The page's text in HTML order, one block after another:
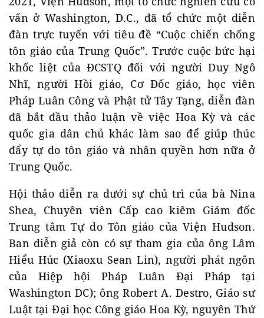
vấn ở Washington, D.C., đã tổ chức một diễn
đàn trực tuyến với tiêu đề “Cuộc chiến chống
tôn giáo của Trung Quốc”. Trước cuộc bức hại
khốc liệt của ĐCSTQ đối với người Duy Ngô
Nhĩ, người Hồi giáo, Cơ Đốc giáo, học viên
Pháp Luân Công và Phật tử Tây Tạng, diễn đàn
đã bắt đầu thảo luận về việc Hoa Kỳ và các
quốc gia dân chủ khác làm sao để giúp thúc
đẩy tự do tôn giáo và nhân quyền hơn nữa ở
Trung Quốc.
Hội thảo diễn ra dưới sự chủ trì của bà Nina
Shea, Chuyên viên Cấp cao kiêm Giám đốc
Trung tâm Tự do Tôn giáo của Viện Hudson.
Ban diễn giả còn có sự tham gia của ông Lâm
Hiểu Húc (Xiaoxu Sean Lin), người phát ngôn
của Hiệp hội Pháp Luân Đại Pháp tại
Washington DC); ông Robert A. Destro, Giáo sư
Luật tại Đại học Công giáo Hoa Kỳ, nguyên Thứ